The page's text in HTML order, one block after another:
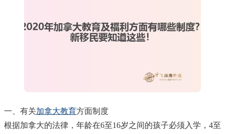
一、有关加拿大教育方面制度
根据加拿大的法律，年龄在6至16岁之间的孩子必须入学，4至